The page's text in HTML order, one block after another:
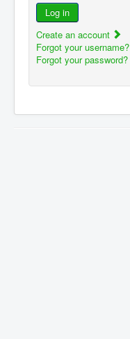
Log in
Create an account
Forgot your username?
Forgot your password?